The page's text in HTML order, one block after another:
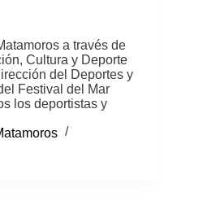
a través de
Cultura y Deporte
del Deportes y
Festival del Mar
los deportistas y